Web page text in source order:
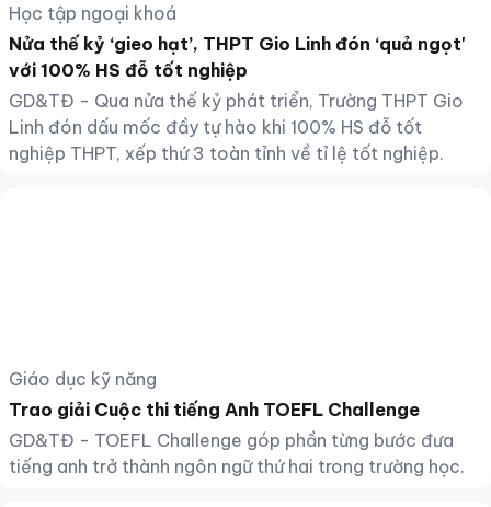
Học tập ngoại khoá
Nửa thế kỷ ‘gieo hạt’, THPT Gio Linh đón ‘quả ngọt'
với 100% HS đỗ tốt nghiệp
GD&TĐ - Qua nửa thế kỷ phát triển, Trường THPT Gio
Linh đón dấu mốc đầy tự hào khi 100% HS đỗ tốt
nghiệp THPT, xếp thứ 3 toàn tỉnh về tỉ lệ tốt nghiệp.
Giáo dục kỹ năng
Trao giải Cuộc thi tiếng Anh TOEFL Challenge
GD&TĐ - TOEFL Challenge góp phần từng bước đưa
tiếng anh trở thành ngôn ngữ thứ hai trong trường học.